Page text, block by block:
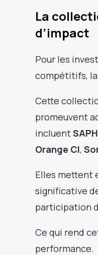
La
d’impact
Pour les
compétitifs,
Cette
promeuvent
incluentSAPH
Orange CI,
Elles mettent
significative
participation
Ce qui rend
performance.
les marchés africains.